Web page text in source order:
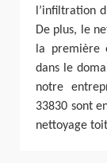
l’infiltration
De plus, le
la première
dans le
notre
33830 sont
nettoyage